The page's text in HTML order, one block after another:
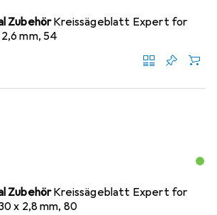
ZubehörKreissägeblatt Expert for
mm, 54
ZubehörKreissägeblatt Expert for
x 2,8 mm, 80